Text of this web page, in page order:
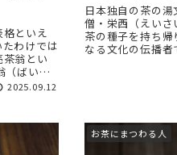
といえ
わけでは
翁とい
（ばいさ
2025.09.12
日本独自の茶の
僧・栄西（えいさ
茶の種子を持ち
なる文化の伝播
お茶にまつわる人